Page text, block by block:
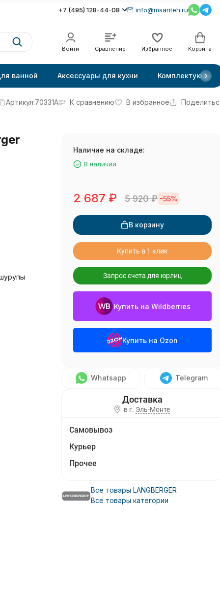
+7 (495) 128-44-08 info@msanteh.ru
Войти Сравнение Избранное Корзина
ванной Аксессуары для кухни Комплектующие
Артикул:70331A К сравнению В избранное
Наличие на складе:
В наличии
2 687 ₽ 5 920₽ -55%
В корзину
Купить в 1 клик
Запрос счета для юрлиц
Купить на Wildberries
Купить на Ozon
Whatsapp Telegram
в г. Эль-Монте
Самовывоз
Курьер
Прочее
Все товары LANGBERGER
Все товары категории